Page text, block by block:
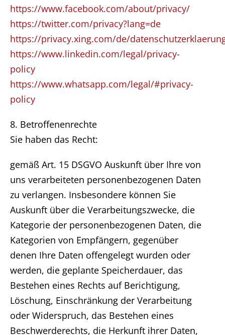
https://www.facebook.com/about/privacy/
https://twitter.com/privacy?lang=de
https://privacy.xing.com/de/
https://www.linkedin.com/legal/privacy-
policy
https://www.whatsapp.com/legal/#privacy-
policy
8. Betroffenenrechte
Sie haben das Recht:
gemäß Art. 15 DSGVO Auskunft über Ihre von
uns verarbeiteten personenbezogenen Daten
zu verlangen. Insbesondere können Sie
Auskunft über die Verarbeitungszwecke, die
Kategorie der personenbezogenen Daten, die
Kategorien von Empfängern, gegenüber
denen Ihre Daten offengelegt wurden oder
werden, die geplante Speicherdauer, das
Bestehen eines Rechts auf Berichtigung,
Löschung, Einschränkung der Verarbeitung
oder Widerspruch, das Bestehen eines
Beschwerderechts, die Herkunft ihrer Daten,